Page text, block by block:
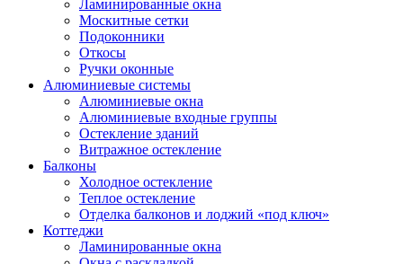
Ламинированные окна
Москитные сетки
Подоконники
Откосы
Ручки оконные
Алюминиевые системы
Алюминиевые окна
Алюминиевые входные группы
Остекление зданий
Витражное остекление
Балконы
Холодное остекление
Теплое остекление
Отделка балконов и лоджий «под ключ»
Коттеджи
Ламинированные окна